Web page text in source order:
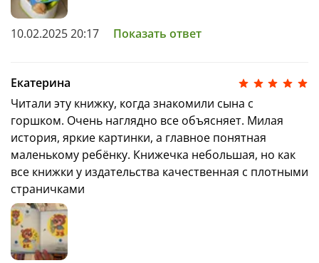
10.02.2025 20:17 Показать ответ
Екатерина
Читали эту книжку, когда знакомили сына с
горшком. Очень наглядно все объясняет. Милая
история, яркие картинки, а главное понятная
маленькому ребёнку. Книжечка небольшая, но как
все книжки у издательства качественная с плотными
страничками